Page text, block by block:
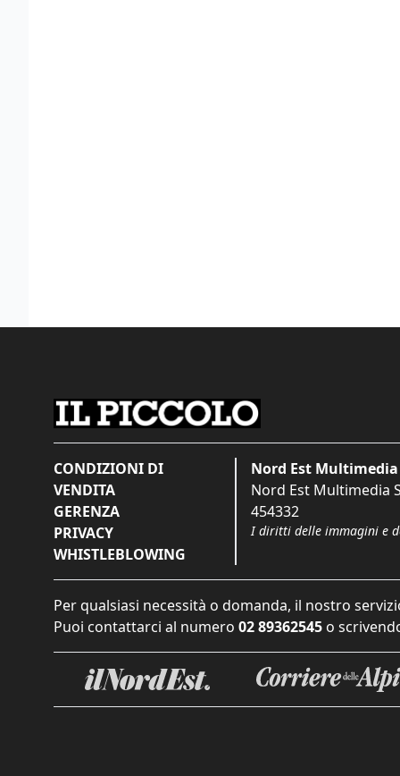
CONDIZIONI DI
VENDITA
GERENZA
PRIVACY
WHISTLEBLOWING
Nord Est Multimedia
Nord Est Multimedia
454332
I diritti delle immagini e
Per qualsiasi necessità o domanda, il nostro
Puoi contattarci al numero 02 89362545 o